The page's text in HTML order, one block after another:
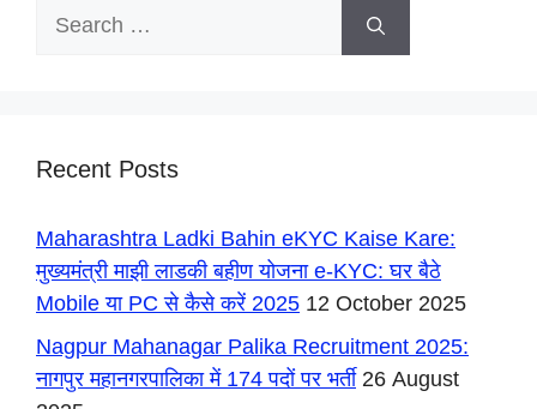
Recent Posts
Maharashtra Ladki Bahin eKYC Kaise Kare:
मुख्यमंत्री माझी लाडकी बहीण योजना e-KYC: घर बैठे
Mobile या PC से कैसे करें 2025 12 October 2025
Nagpur Mahanagar Palika Recruitment 2025:
नागपुर महानगरपालिका में 174 पदों पर भर्ती 26 August